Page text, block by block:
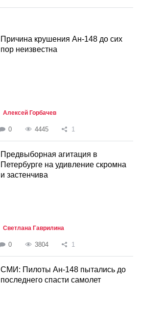
Причина крушения Ан-148 до сих
пор неизвестна
Алексей Горбачев
0 4445 1
Предвыборная агитация в
Петербурге на удивление скромна
и застенчива
Светлана Гаврилина
0 3804 1
СМИ: Пилоты Ан-148 пытались до
последнего спасти самолет